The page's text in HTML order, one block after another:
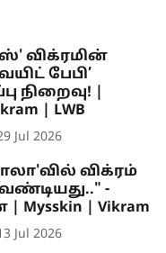
விக்ரமின்
பேபி’
நிறைவு! |
| LWB
Jul 2026
விக்ரம்
-
Mysskin | Vikram
Jul 2026